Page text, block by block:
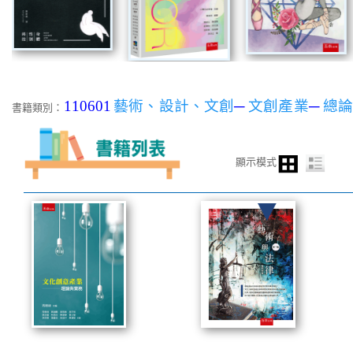
書籍類別： 110601 藝術、設計、文創─ 文創產業─總論
顯示模式